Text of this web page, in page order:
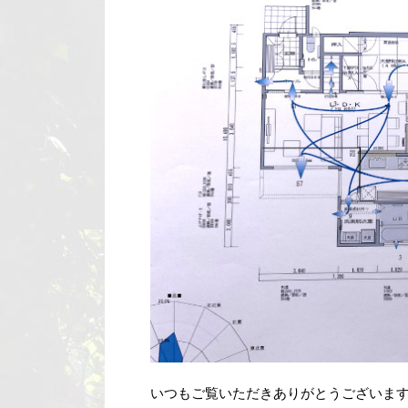
いつもご覧いただきありがとうございま